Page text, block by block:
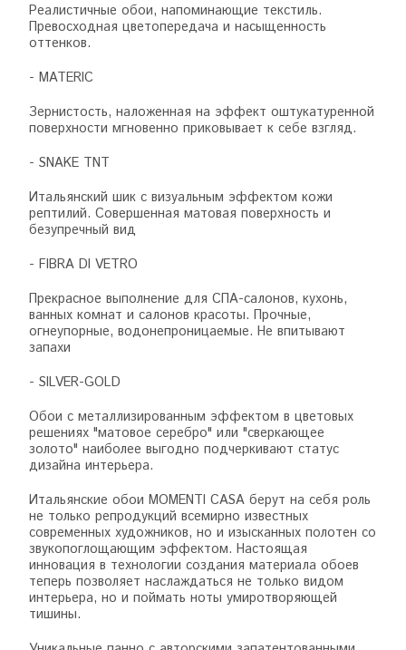
Реалистичные обои, напоминающие текстиль.
Превосходная цветопередача и насыщенность
оттенков.
- MATERIC
Зернистость, наложенная на эффект оштукатуренной
поверхности мгновенно приковывает к себе взгляд.
- SNAKE TNT
Итальянский шик с визуальным эффектом кожи
рептилий. Совершенная матовая поверхность и
безупречный вид
- FIBRA DI VETRO
Прекрасное выполнение для СПА-салонов, кухонь,
ванных комнат и салонов красоты. Прочные,
огнеупорные, водонепроницаемые. Не впитывают
запахи
- SILVER-GOLD
Обои с металлизированным эффектом в цветовых
решениях "матовое серебро" или "сверкающее
золото" наиболее выгодно подчеркивают статус
дизайна интерьера.
Итальянские обои MOMENTI CASA берут на себя роль
не только репродукций всемирно известных
современных художников, но и изысканных полотен со
звукопоглощающим эффектом. Настоящая
инновация в технологии создания материала обоев
теперь позволяет наслаждаться не только видом
интерьера, но и поймать ноты умиротворяющей
тишины.